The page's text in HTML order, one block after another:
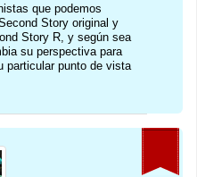
que podemos
Story original y
Story R, y según sea
su perspectiva para
particular punto de vista